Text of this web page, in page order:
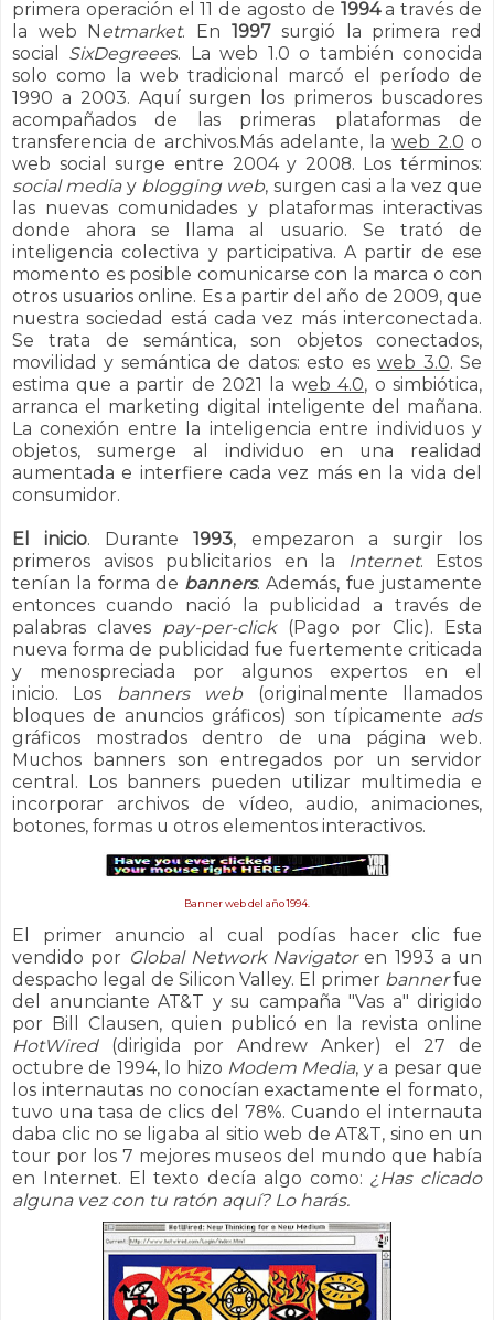
primera operación el 11 de agosto de 1994a través de
la web Netmarket. En 1997surgió la primera red
social SixDegreees. La web 1.0 o también conocida
solo como la web tradicional marcó el período de
1990 a 2003. Aquí surgen los primeros buscadores
acompañados de las primeras plataformas de
transferencia de archivos.Más adelante, laweb 2.0 o
web social surge entre 2004 y 2008. Los términos:
social mediay blogging web, surgen casi a la vez que
las nuevas comunidades y plataformas interactivas
donde ahora se llama al usuario. Se trató de
inteligencia colectiva y participativa. A partir de ese
momento es posible comunicarse con la marca o con
otros usuarios online. Es a partir del año de 2009, que
nuestra sociedad está cada vez más interconectada.
Se trata de semántica, son objetos conectados,
movilidad y semántica de datos: esto esweb 3.0. Se
estima que a partir de 2021 la web 4.0, o simbiótica,
arranca el marketing digital inteligente del mañana.
La conexión entre la inteligencia entre individuos y
objetos, sumerge al individuo en una realidad
aumentada e interfiere cada vez más en la vida del
consumidor.
El inicio. Durante 1993, empezaron a surgir los
primeros avisos publicitarios en la
Internet. Estos
tenían la forma de banners. Además, fue justamente
entonces cuando nació la publicidad a través de
palabras claves pay-per-click(Pago por Clic). Esta
nueva forma de publicidad fue fuertemente criticada
y menospreciada por algunos expertos en el
inicio. Los banners web(originalmente llamados
bloques de anuncios gráficos) son típicamente ads
gráficos mostrados dentro de una página web.
Muchos banners son entregados por un servidor
central. Los banners pueden utilizar multimedia e
incorporar archivos de vídeo, audio, animaciones,
botones, formas u otros elementos interactivos.
Banner web del año 1994.
El primer anuncio al cual podías hacer clic fue
vendido por Global Network Navigatoren 1993 a un
despacho legal de Silicon Valley. El primer bannerfue
del anunciante AT&T y su campaña "Vas a" dirigido
por Bill Clausen, quien publicó en la revista online
HotWired(dirigida por Andrew Anker) el 27 de
octubre de 1994, lo hizo Modem Media, y a pesar que
los internautas no conocían exactamente el formato,
tuvo una tasa de clics del 78%. Cuando el internauta
daba clic no se ligaba al sitio web de AT&T, sino en un
tour por los 7 mejores museos del mundo que había
en Internet. El texto decía algo como: ¿Has clicado
alguna vez con tu ratón aquí? Lo harás.